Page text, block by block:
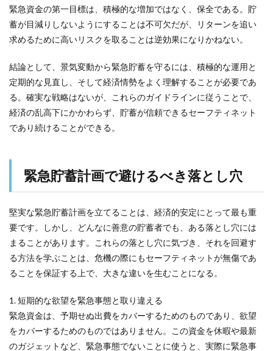
緊急資金の第一目標は、積極的な増加ではなく、保全である。貯
蓄が目減りしないようにすることは不可欠だが、リターンを追い
求めるために高いリスクを取ることは逆効果になりかねない。
結論として、景気変動から緊急貯蓄を守るには、積極的な運用と
定期的な見直し、そして経済情勢をよく理解することが必要であ
る。確実な戦略はないが、これらのガイドラインに従うことで、
経済の乱高下にかかわらず、貯蓄が信頼できるセーフティネット
であり続けることができる。
緊急貯蓄計画で避けるべき落とし穴
堅実な緊急貯蓄計画を立てることは、経済的安定にとって最も重
要です。しかし、どんなに善意の貯蓄者でも、ある落とし穴には
まることがあります。これらの落とし穴に気づき、それを回避す
る方法を学ぶことは、危機の際にもセーフティネットが無傷であ
ることを保証する上で、大きな違いを生むことになる。
1. 短期的な欲望を緊急事態と取り違える
緊急資金は、予期せぬ出費をカバーするためのものであり、欲望
をカバーするためのものではありません。この資金を休暇や最新
のガジェットなど、緊急事態でないことに使うと、実際に緊急事